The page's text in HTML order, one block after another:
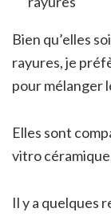
Bien qu’elles
rayures, je
pour mélanger
Elles sont
vitro
Il y a quelques